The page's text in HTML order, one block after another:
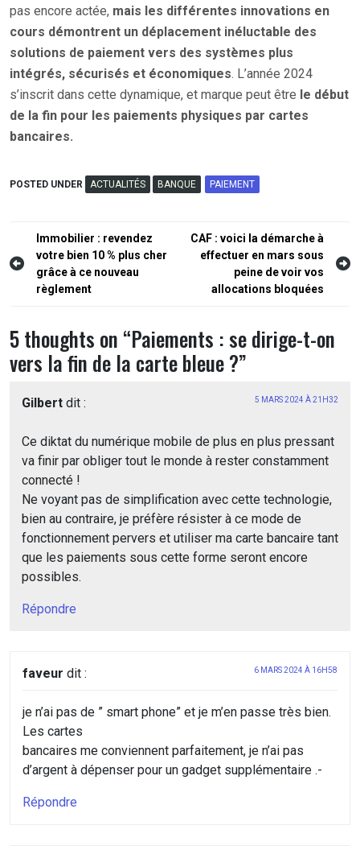
pas encore actée, mais les différentes innovations en
cours démontrent un déplacement inéluctable des
solutions de paiement vers des systèmes plus
intégrés, sécurisés et économiques. L’année 2024
s’inscrit dans cette dynamique, et marque peut être le début
de la fin pour les paiements physiques par cartes
bancaires.
POSTED UNDER ACTUALITÉS BANQUE PAIEMENT
Navigation
de
l’article
Immobilier : revendez
votre bien 10 % plus cher
grâce à ce nouveau
règlement
CAF : voici la démarche à
effectuer en mars sous
peine de voir vos
allocations bloquées
5 thoughts on “Paiements : se dirige-t-on
vers la fin de la carte bleue ?”
Gilbert dit : 5 MARS 2024 À 21H32
Ce diktat du numérique mobile de plus en plus pressant
va finir par obliger tout le monde à rester constamment
connecté !
Ne voyant pas de simplification avec cette technologie,
bien au contraire, je préfère résister à ce mode de
fonctionnement pervers et utiliser ma carte bancaire tant
que les paiements sous cette forme seront encore
possibles.
Répondre
faveur dit : 6 MARS 2024 À 16H58
je n’ai pas de ” smart phone” et je m’en passe très bien.
Les cartes
bancaires me conviennent parfaitement, je n’ai pas
d’argent à dépenser pour un gadget supplémentaire .-
Répondre